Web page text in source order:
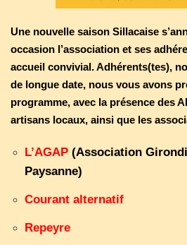
Une nouvelle saison Sillacaise
occasion l’association et ses
accueil convivial. Adhérents(tes),
de longue date, nous vous avons
programme, avec la présence des
artisans locaux, ainsi que les
L’AGAP (Association
Paysanne)
Courant alternatif
Repeyre